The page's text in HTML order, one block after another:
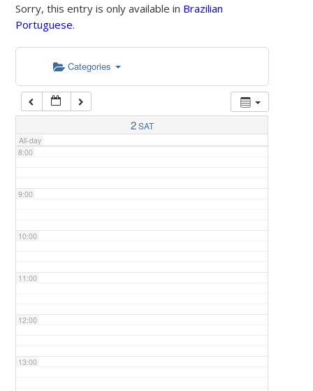
Sorry, this entry is only available in Brazilian
Portuguese.
Categories
2SAT
All-day
5:00
7:00
8:00
9:00
10:00
11:00
12:00
13:00